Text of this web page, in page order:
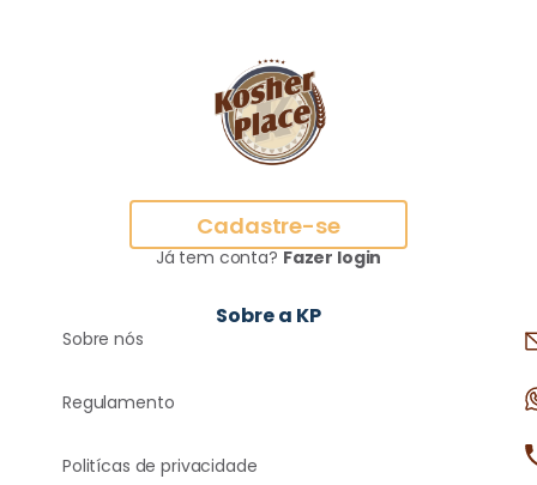
Cadastre-se
Já tem conta?Fazer login
Sobre a KP
Sobre nós
Regulamento
Politícas de privacidade